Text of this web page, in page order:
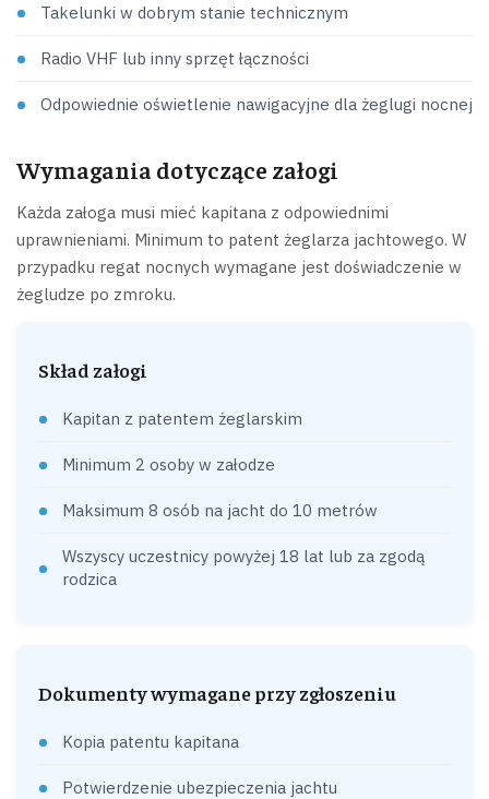
Takelunki w dobrym stanie technicznym
Radio VHF lub inny sprzęt łączności
Odpowiednie oświetlenie nawigacyjne dla żeglugi nocnej
Wymagania dotyczące załogi
Każda załoga musi mieć kapitana z odpowiednimi
uprawnieniami. Minimum to patent żeglarza jachtowego. W
przypadku regat nocnych wymagane jest doświadczenie w
żegludze po zmroku.
Skład załogi
Kapitan z patentem żeglarskim
Minimum 2 osoby w załodze
Maksimum 8 osób na jacht do 10 metrów
Wszyscy uczestnicy powyżej 18 lat lub za zgodą
rodzica
Dokumenty wymagane przy zgłoszeniu
Kopia patentu kapitana
Potwierdzenie ubezpieczenia jachtu